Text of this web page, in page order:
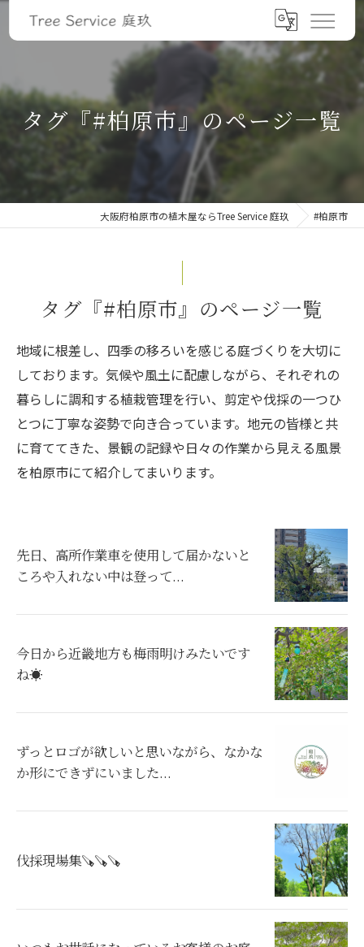
タグ『#柏原市』のページ一覧
大阪府柏原市の植木屋ならTree Service 庭玖 #柏原市
タグ『#柏原市』のページ一覧
地域に根差し、四季の移ろいを感じる庭づくりを大切に
しております。気候や風土に配慮しながら、それぞれの
暮らしに調和する植栽管理を行い、剪定や伐採の一つひ
とつに丁寧な姿勢で向き合っています。地元の皆様と共
に育ててきた、景観の記録や日々の作業から見える風景
を柏原市にて紹介してまいります。
先日、高所作業車を使用して届かないと
ころや入れない中は登って...
今日から近畿地方も梅雨明けみたいです
ね☀️
ずっとロゴが欲しいと思いながら、なかな
か形にできずにいました...
伐採現場集🪚🪚🪚